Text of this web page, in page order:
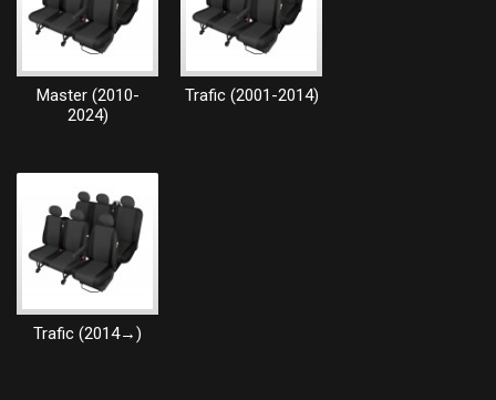
Master (2010-
2024)
Trafic (2001-2014)
Trafic (2014→)